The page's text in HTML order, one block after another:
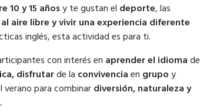
10 y 15 añosy te gustan el deporte, las
aire librey vivir una experiencia diferente
inglés, esta actividad es para ti.
con interés en aprender el idiomade
disfrutarde la convivenciaen grupoy
verano para combinardiversión, naturaleza y